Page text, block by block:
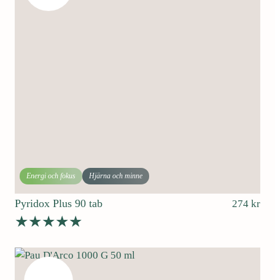
Energi och fokus Hjärna och minne
Pyridox Plus 90 tab
Betygsatt
4.80av 5
274 kr